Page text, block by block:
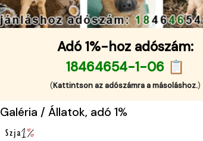
Adó 1%-hoz adószám:
18464654-1-06 📋
(Kattintson az adószámra a másoláshoz.)
Galéria / Állatok, adó 1%